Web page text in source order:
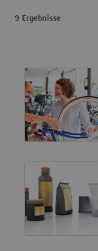
9 Ergebnisse